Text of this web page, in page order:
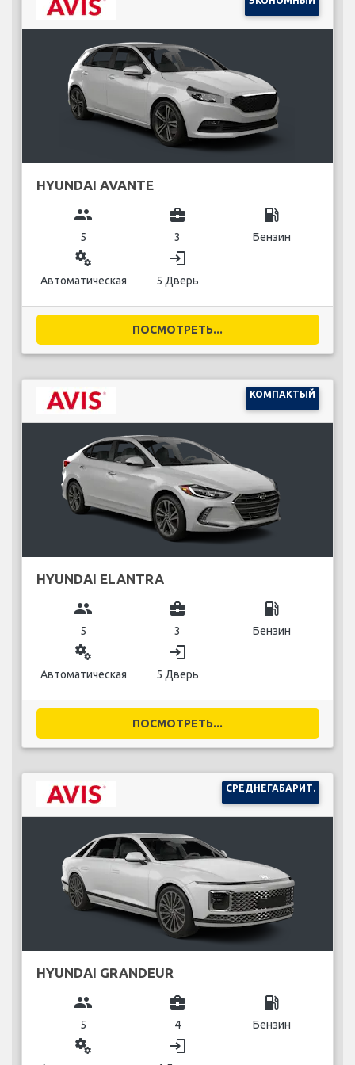
HYUNDAI AVANTE
group
5
business_center
3
local_gas_station
Бензин
miscellaneous_services
Автоматическая
login
5 Дверь
ПОСМОТРЕТЬ...
КОМПАКТЫЙ
HYUNDAI ELANTRA
group
5
business_center
3
local_gas_station
Бензин
miscellaneous_services
Автоматическая
login
5 Дверь
ПОСМОТРЕТЬ...
СРЕДНЕГАБАРИТ.
HYUNDAI GRANDEUR
group
5
business_center
4
local_gas_station
Бензин
miscellaneous_services login